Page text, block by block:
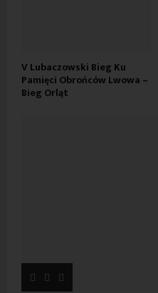
V Lubaczowski Bieg Ku
Pamięci Obrońców Lwowa –
Bieg Orląt